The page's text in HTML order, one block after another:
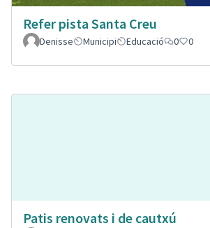
Refer pista Santa Creu
Denisse
Municipi Educació 0 0
Patis renovats i de cautxú